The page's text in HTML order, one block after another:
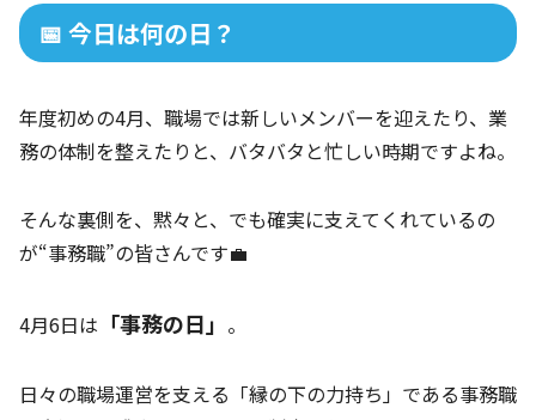
📅 今日は何の日？
年度初めの4月、職場では新しいメンバーを迎えたり、業
務の体制を整えたりと、バタバタと忙しい時期ですよね。
そんな裏側を、黙々と、でも確実に支えてくれているの
が“事務職”の皆さんです💼
4月6日は 「事務の日」 。
日々の職場運営を支える「縁の下の力持ち」である事務職